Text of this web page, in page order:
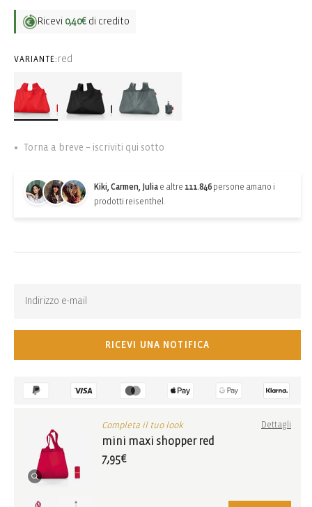
listino
Ricevi 0,40€ di credito
VARIANTE: red
Torna a breve – iscriviti qui sotto
Kiki, Carmen, Julia e altre 111.846 persone amano i
prodotti reisenthel.
RICEVI UNA NOTIFICA
Completa il tuo look Dettagli
mini maxi shopper red
7,95€